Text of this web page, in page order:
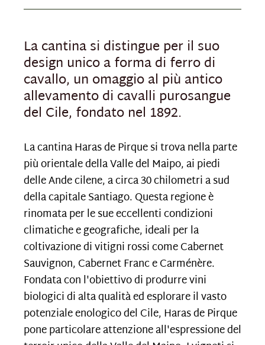
La cantina si distingue per il suo
design unico a forma di ferro di
cavallo, un omaggio al più antico
allevamento di cavalli purosangue
del Cile, fondato nel 1892.
La cantina Haras de Pirque si trova nella parte
più orientale della Valle del Maipo, ai piedi
delle Ande cilene, a circa 30 chilometri a sud
della capitale Santiago. Questa regione è
rinomata per le sue eccellenti condizioni
climatiche e geografiche, ideali per la
coltivazione di vitigni rossi come Cabernet
Sauvignon, Cabernet Franc e Carménère.
Fondata con l'obiettivo di produrre vini
biologici di alta qualità ed esplorare il vasto
potenziale enologico del Cile, Haras de Pirque
pone particolare attenzione all'espressione del